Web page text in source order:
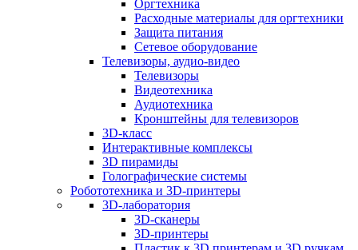
Оргтехника
Расходные материалы для оргтехники
Защита питания
Сетевое оборудование
Телевизоры, аудио-видео
Телевизоры
Видеотехника
Аудиотехника
Кронштейны для телевизоров
3D-класс
Интерактивные комплексы
3D пирамиды
Голографические системы
Робототехника и 3D-принтеры
3D-лаборатория
3D-сканеры
3D-принтеры